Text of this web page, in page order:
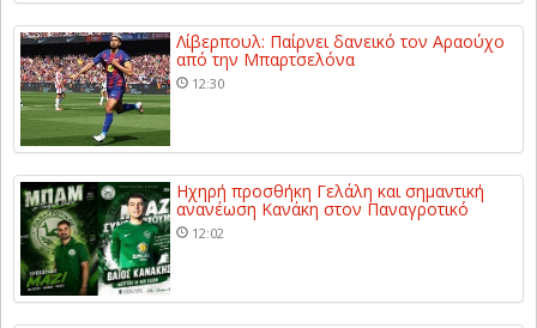
Λίβερπουλ: Παίρνει δανεικό τον Αραούχο
από την Μπαρτσελόνα
12:30
Ηχηρή προσθήκη Γελάλη και σημαντική
ανανέωση Κανάκη στον Παναγροτικό
12:02